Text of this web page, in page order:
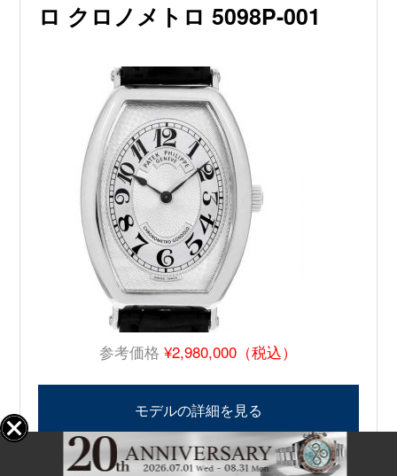
ロ クロノメトロ 5098P-001
参考価格 ¥2,980,000（税込）
モデルの詳細を見る
パテックフィリップ 商品一覧